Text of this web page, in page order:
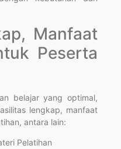
Manfaat
Peserta
belajar yang optimal,
lengkap, manfaat
antara lain:
Pelatihan